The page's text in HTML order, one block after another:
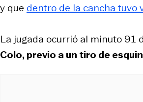
y que dentro de la cancha tuvo
La jugada ocurrió al minuto 91
Colo, previo a un tiro de